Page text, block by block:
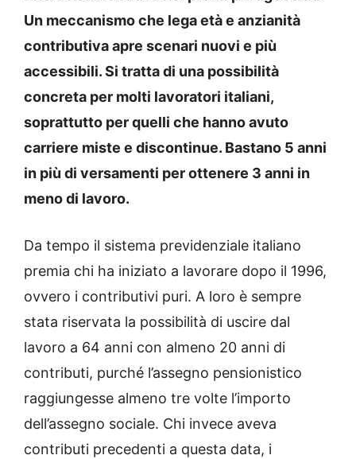
Un meccanismo che lega età e anzianità
contributiva apre scenari nuovi e più
accessibili. Si tratta di una possibilità
concreta per molti lavoratori italiani,
soprattutto per quelli che hanno avuto
carriere miste e discontinue. Bastano 5 anni
in più di versamenti per ottenere 3 anni in
meno di lavoro.
Da tempo il sistema previdenziale italiano
premia chi ha iniziato a lavorare dopo il 1996,
ovvero i contributivi puri. A loro è sempre
stata riservata la possibilità di uscire dal
lavoro a 64 anni con almeno 20 anni di
contributi, purché l’assegno pensionistico
raggiungesse almeno tre volte l’importo
dell’assegno sociale. Chi invece aveva
contributi precedenti a questa data, i